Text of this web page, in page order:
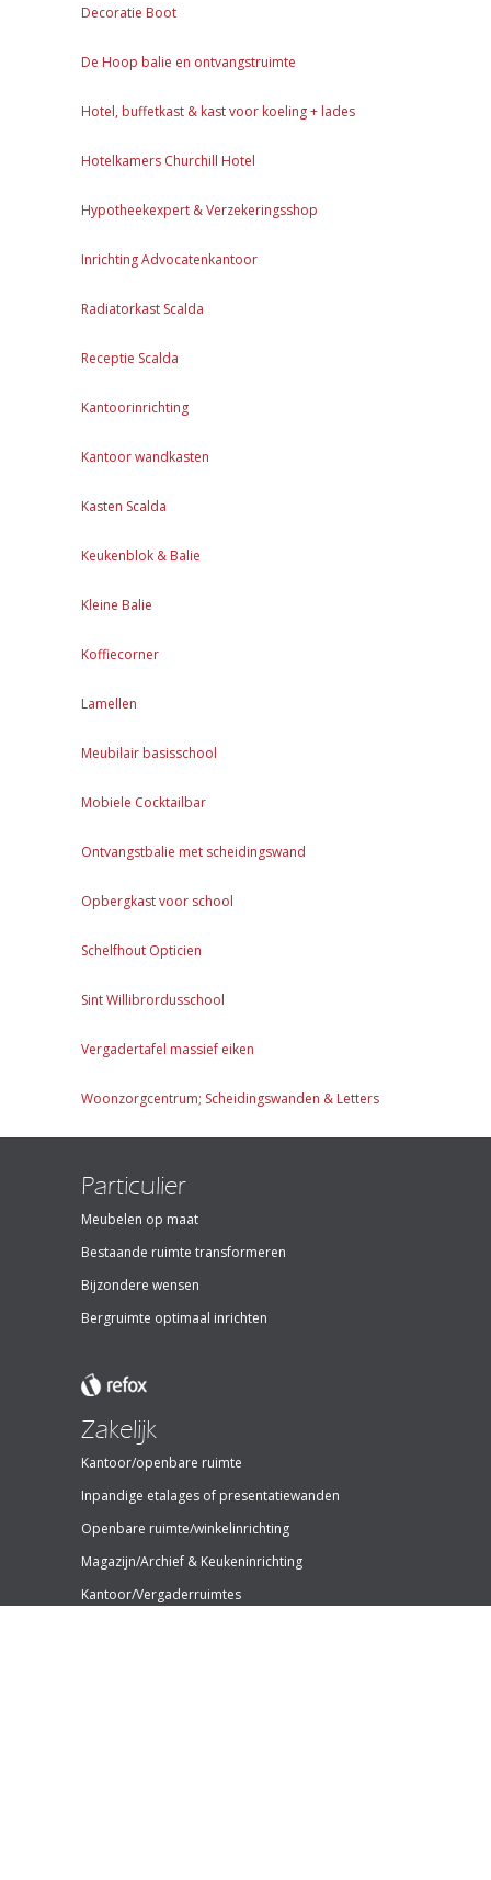
Decoratie Boot
De Hoop balie en ontvangstruimte
Hotel, buffetkast & kast voor koeling + lades
Hotelkamers Churchill Hotel
Hypotheekexpert & Verzekeringsshop
Inrichting Advocatenkantoor
Radiatorkast Scalda
Receptie Scalda
Kantoorinrichting
Kantoor wandkasten
Kasten Scalda
Keukenblok & Balie
Kleine Balie
Koffiecorner
Lamellen
Meubilair basisschool
Mobiele Cocktailbar
Ontvangstbalie met scheidingswand
Opbergkast voor school
Schelfhout Opticien
Sint Willibrordusschool
Vergadertafel massief eiken
Woonzorgcentrum; Scheidingswanden & Letters
Particulier
Meubelen op maat
Bestaande ruimte transformeren
Bijzondere wensen
Bergruimte optimaal inrichten
Zakelijk
Kantoor/openbare ruimte
Inpandige etalages of presentatiewanden
Openbare ruimte/winkelinrichting
Magazijn/Archief & Keukeninrichting
Kantoor/Vergaderruimtes